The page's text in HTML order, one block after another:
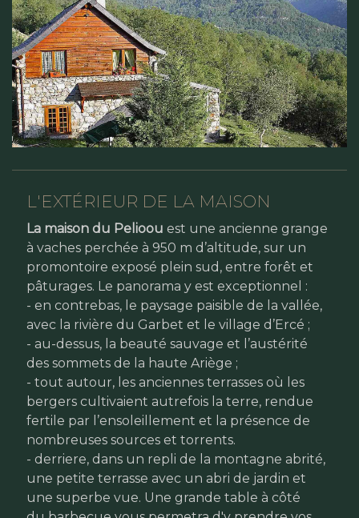
L'EXTÉRIEUR DE LA MAISON
La maison du Pelioou est une ancienne grange
à vaches perchée à 950 m d’altitude, sur un
promontoire exposé plein sud, entre forêt et
pâturages. Le panorama y est exceptionnel :
- en contrebas, le paysage paisible de la vallée,
avec la rivière du Garbet et le village d’Ercé ;
- au-dessus, la beauté sauvage et l’austérité
des sommets de la haute Ariège ;
- tout autour, les anciennes terrasses où les
bergers cultivaient autrefois la terre, rendue
fertile par l’ensoleillement et la présence de
nombreuses sources et torrents.
- derriere, dans un repli de la montagne abrité,
une petite terrasse avec un abri de jardin et
une superbe vue. Une grande table à côté